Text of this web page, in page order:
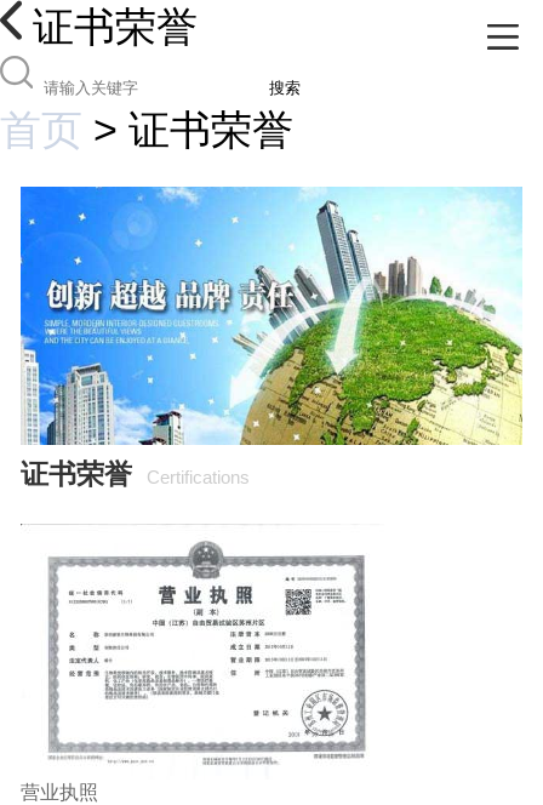
证书荣誉
搜索
首页 > 证书荣誉
证书荣誉 Certifications
营业执照